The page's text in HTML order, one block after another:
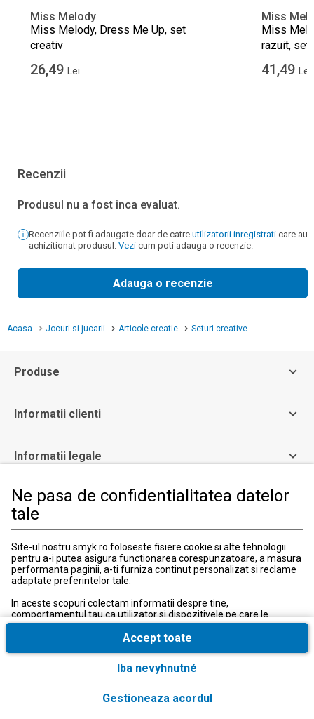
Ne pasa de confidentialitatea datelor
tale
Site-ul nostru smyk.ro foloseste fisiere cookie si alte tehnologii
pentru a-i putea asigura functionarea corespunzatoare, a masura
performanta paginii, a-ti furniza continut personalizat si reclame
adaptate preferintelor tale.
In aceste scopuri colectam informatii despre tine,
comportamentul tau ca utilizator si dispozitivele pe care le
utilizezi, inclusiv cele necesare pentru functionarea
corespunzatoare a site-ului smyk.ro. Aceste fisiere cookie
In plus, numai cu acordul tau, folosim fisiere cookie suplimentare
si conversii extinse cu scopul de a accesa, a analiza si a stoca
Gestioneaza acordul
Iba nevyhnutné
Accept toate
Miss Melody
Miss Melody, Dress Me Up, set
creativ
26,49 Lei
Miss
Miss
razuit, set
41,49 Lei
Recenzii
Produsul nu a fost inca evaluat.
Recenziile pot fi adaugate doar de catre utilizatorii inregistrati care au
achizitionat produsul. Vezi cum poti adauga o recenzie.
Adauga o recenzie
Acasa Jocuri si jucarii Articole creatie Seturi creative
Produse
Informatii clienti
Informatii legale
Serviciul Relatii Clienti
Formular de contact
031 40 50 900
Program:
Luni-vineri: 10:00-18:00
România (Romania)
© 2026, SMYK All for Kids SRL